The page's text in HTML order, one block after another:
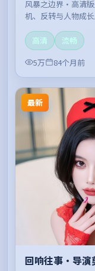
风暴之边界·高清
机、反转与人物成
高清
流畅
5万
84个月前
最新
回响往事·导演